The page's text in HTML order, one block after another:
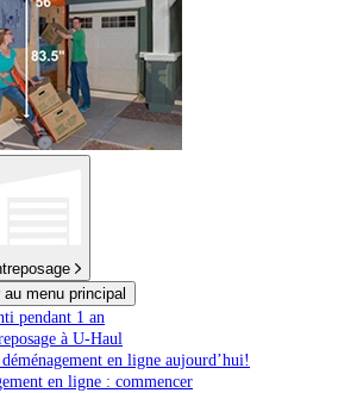
au menu principal
pendant 1 an
à U-Haul
en ligne aujourd’hui!
en ligne : commencer